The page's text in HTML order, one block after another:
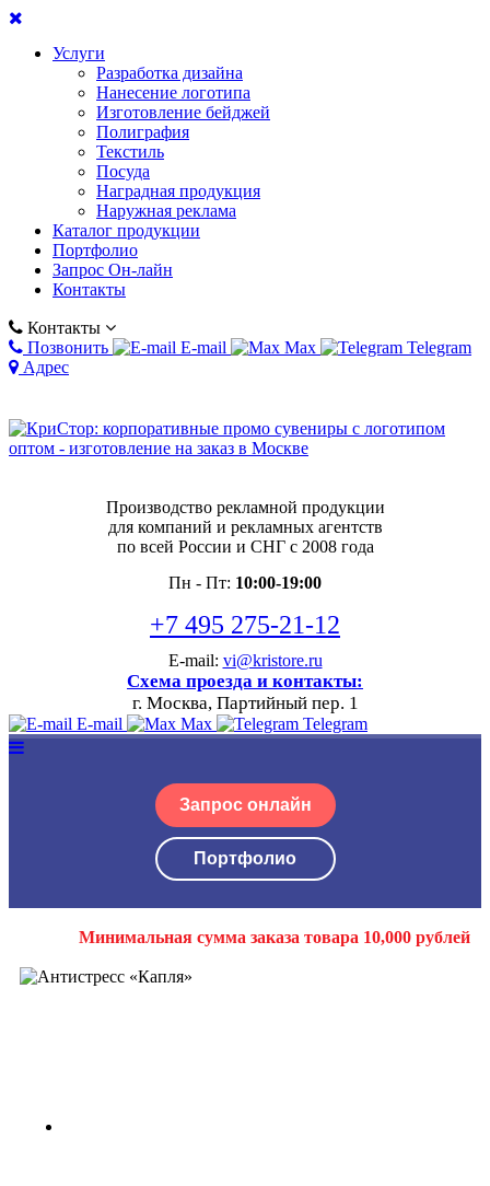
Услуги
Разработка дизайна
Нанесение логотипа
Изготовление бейджей
Полиграфия
Текстиль
Посуда
Наградная продукция
Наружная реклама
Каталог продукции
Портфолио
Запрос Он-лайн
Контакты
Контакты
Позвонить
E-mail Max
Telegram
Адрес
Производство рекламной продукции
для компаний и рекламных агентств
по всей России и СНГ с 2008 года
Пн - Пт: 10:00-19:00
+7 495 275-21-12
E-mail: vi@kristore.ru
Схема проезда и контакты:
г. Москва, Партийный пер. 1
E-mail Max Telegram
Запрос онлайн
Портфолио
Минимальная сумма заказа товара 10,000 рублей